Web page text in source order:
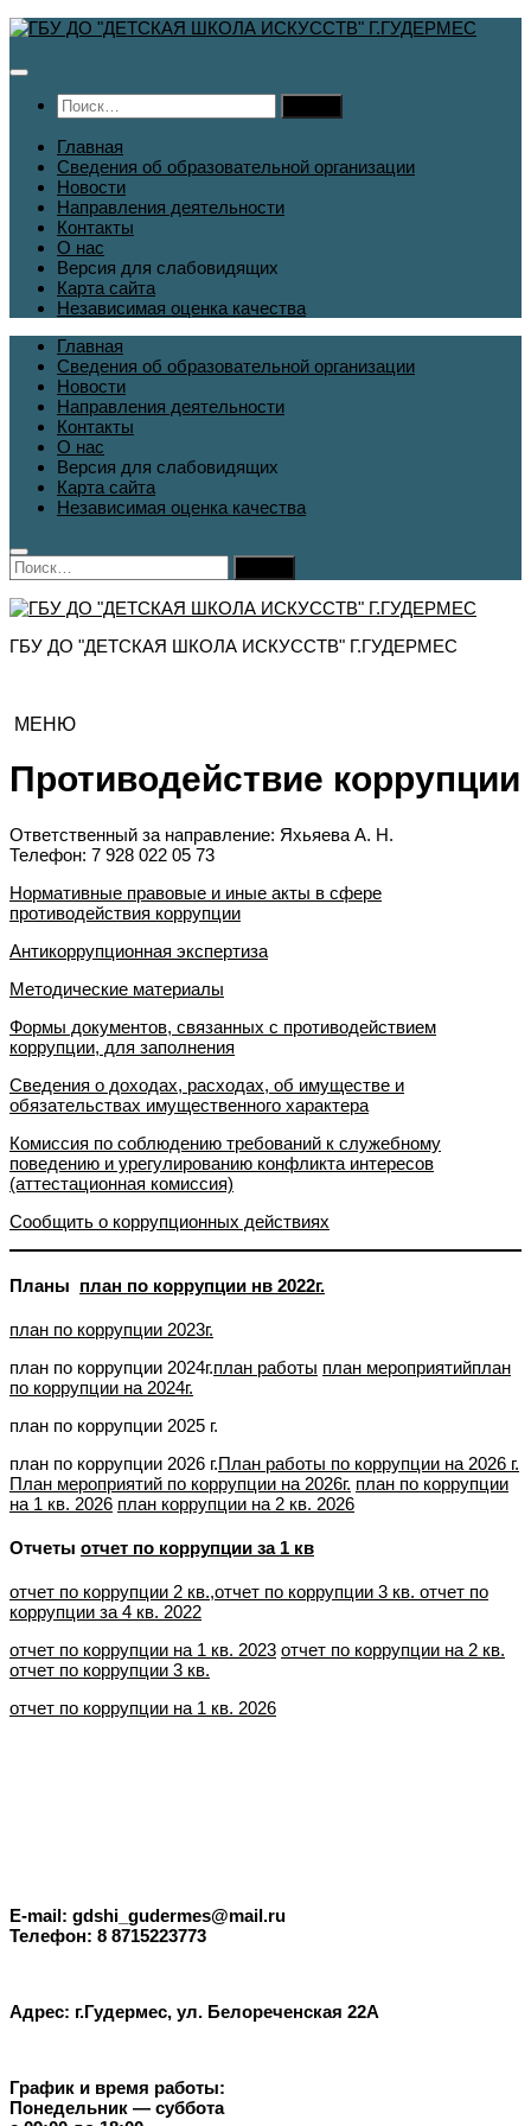
Перейти
содержимому
Найти:
Главная
Сведения об образовательной организации
Новости
Направления деятельности
Контакты
О нас
Версия для слабовидящих
Карта сайта
Независимая оценка качества
Главная
Сведения об образовательной организации
Новости
Направления деятельности
Контакты
О нас
Версия для слабовидящих
Карта сайта
Независимая оценка качества
Найти:
ГБУ ДО "ДЕТСКАЯ ШКОЛА ИСКУССТВ" Г.ГУДЕРМЕС
МЕНЮ
Противодействие коррупции
Ответственный за направление: Яхьяева А. Н.
Телефон: 7 928 022 05 73
Нормативные правовые и иные акты в сфере
противодействия коррупции
Антикоррупционная экспертиза
Методические материалы
Формы документов, связанных с противодействием
коррупции, для заполнения
Сведения о доходах, расходах, об имуществе и
обязательствах имущественного характера
Комиссия по соблюдению требований к служебному
поведению и урегулированию конфликта интересов
(аттестационная комиссия)
Сообщить о коррупционных действиях
Планы план по коррупции нв 2022г.
план по коррупции 2023г.
план по коррупции 2024г.план работы план мероприятийплан
по коррупции на 2024г.
план по коррупции 2025 г.
план по коррупции 2026 г.План работы по коррупции на 2026 г.
План мероприятий по коррупции на 2026г. план по коррупции
на 1 кв. 2026 план коррупции на 2 кв. 2026
Отчеты отчет по коррупции за 1 кв
отчет по коррупции 2 кв.,отчет по коррупции 3 кв. отчет по
коррупции за 4 кв. 2022
отчет по коррупции на 1 кв. 2023 отчет по коррупции на 2 кв.
отчет по коррупции 3 кв.
отчет по коррупции на 1 кв. 2026
E-mail: gdshi_gudermes@mail.ru
Телефон: 8 8715223773
Адрес: г.Гудермес, ул. Белореченская 22А
График и время работы:
Понедельник — суббота